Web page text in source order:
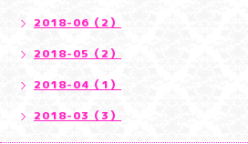
2018-06（2）
2018-05（2）
2018-04（1）
2018-03（3）